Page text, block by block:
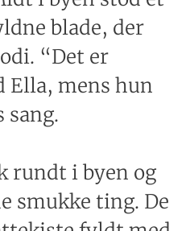
blade, der
“Det er
Ella, mens hun
rundt i byen og
smukke ting. De